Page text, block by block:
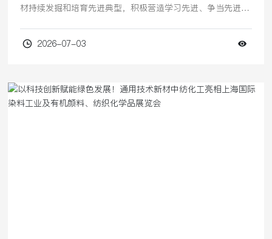
材持续发掘和培育先进典型，积极营造学习先进、争当先进、
院精神”，激发全体干部职工干事创业的热情与合力，公司官
新型企业的新征程中。今天推送《通用技术新材中纺化工防水
剂组：以实干为笔 绘绿色新篇》。
2026-07-03